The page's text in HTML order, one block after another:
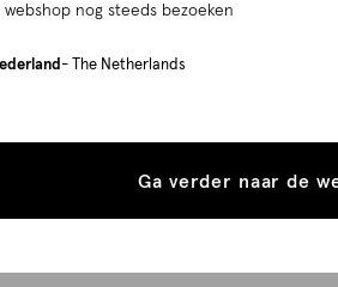
nog steeds bezoeken
- The Netherlands
Ga verder naar de